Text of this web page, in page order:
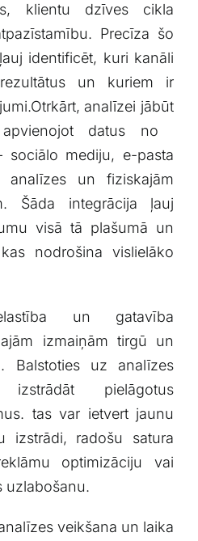
klientu dzīves cikla
Precīza⁤ šo
identificēt, kuri kanāli
⁤un kuriem ir
analīzei jābūt
datus no
sociālo mediju, ‍e-pasta
analīzes ⁢un fiziskajām
Šāda⁣ integrācija ļauj
visā tā plašumā ⁣un
nodrošina ⁢vislielāko
un gatavība
izmaiņām tirgū un
Balstoties ‌uz ⁢analīzes
pielāgotus⁢
tas var ietvert jaunu
izstrādi, radošu satura
optimizāciju vai
uzlabošanu.
veikšana un laika